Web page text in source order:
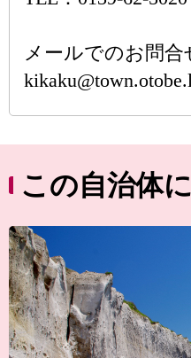
メールでのお問合
この自治体